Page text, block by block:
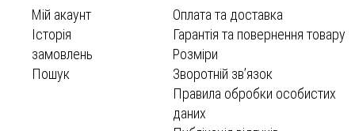
Мій акаунт
Історія
замовлень
Пошук
Оплата та доставка
Гарантія та повернення товару
Розміри
Зворотній зв’язок
Правила обробки особистих
даних